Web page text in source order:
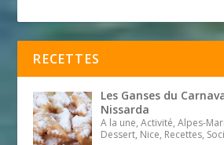
RECETTES
Les Ganses du
Nissarda
A la une, Activité, Alpes-
Dessert, Nice, Recettes,